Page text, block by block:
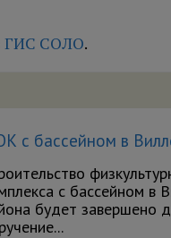
ГИС СОЛО.
с бассейном в
с бассейном в
будет завершено